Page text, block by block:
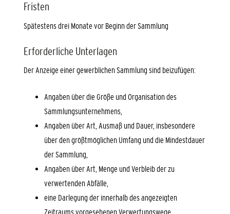
Fristen
Spätestens drei Monate vor Beginn der Sammlung
Erforderliche Unterlagen
Der Anzeige einer gewerblichen Sammlung sind beizufügen:
Angaben über die Größe und Organisation des
Sammlungsunternehmens,
Angaben über Art, Ausmaß und Dauer, insbesondere
über den größtmöglichen Umfang und die Mindestdauer
der Sammlung,
Angaben über Art, Menge und Verbleib der zu
verwertenden Abfälle,
eine Darlegung der innerhalb des angezeigten
Zeitraums vorgesehenen Verwertungswege